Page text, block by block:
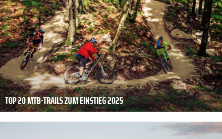
TOP 20 MTB-TRAILS ZUM EINSTIEG 2025